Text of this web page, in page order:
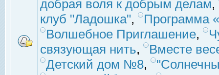
добрая воля к добрым делам,
клуб "Ладошка",
Программа
Волшебное Приглашение,
связующая нить,
Вместе
Детский дом №8,